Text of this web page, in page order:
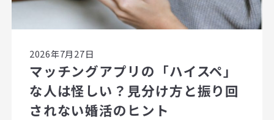
2026年7月27日
マッチングアプリの「ハイスペ」
な人は怪しい？見分け方と振り回
されない婚活のヒント